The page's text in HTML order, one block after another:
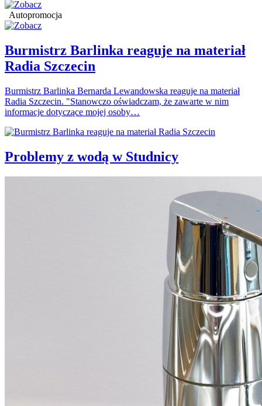
Autopromocja
Burmistrz Barlinka reaguje na materiał
Radia Szczecin
Burmistrz Barlinka Bernarda Lewandowska reaguje na materiał
Radia Szczecin. "Stanowczo oświadczam, że zawarte w nim
informacje dotyczące mojej osoby…
Problemy z wodą w Studnicy